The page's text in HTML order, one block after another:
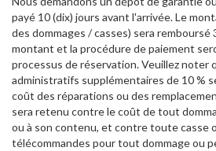
payé 10 (dix) jours avant l'arrivée. Le
des dommages / casses) sera remboursé
montant et la procédure de paiement
processus de réservation. Veuillez noter
administratifs supplémentaires de 10 %
coût des réparations ou des
sera retenu contre le coût de tout
ou à son contenu, et contre toute casse
télécommandes pour tout dommage ou